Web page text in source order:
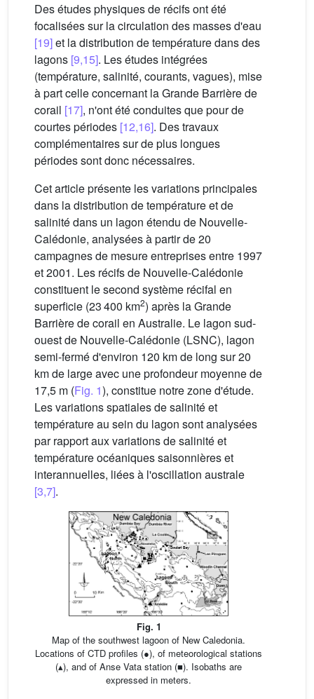
Des études physiques de récifs ont été
focalisées sur la circulation des masses d'eau
[19]et la distribution de température dans des
lagons [9,15]. Les études intégrées
(température, salinité, courants, vagues), mise
à part celle concernant la Grande Barrière de
corail [17], n'ont été conduites que pour de
courtes périodes [12,16]. Des travaux
complémentaires sur de plus longues
périodes sont donc nécessaires.
Cet article présente les variations principales
dans la distribution de température et de
salinité dans un lagon étendu de Nouvelle-
Calédonie, analysées à partir de 20
campagnes de mesure entreprises entre 1997
et 2001. Les récifs de Nouvelle-Calédonie
constituent le second système récifal en
superficie (23 400 km2) après la Grande
Barrière de corail en Australie. Le lagon sud-
ouest de Nouvelle-Calédonie (LSNC), lagon
semi-fermé d'environ 120 km de long sur 20
km de large avec une profondeur moyenne de
17,5 m (Fig. 1), constitue notre zone d'étude.
Les variations spatiales de salinité et
température au sein du lagon sont analysées
par rapport aux variations de salinité et
température océaniques saisonnières et
interannuelles, liées à l'oscillation australe
[3,7].
Fig. 1
Map of the southwest lagoon of New Caledonia.
Locations of CTD profiles (●), of meteorological stations
(▴), and of Anse Vata station (■). Isobaths are
expressed in meters.